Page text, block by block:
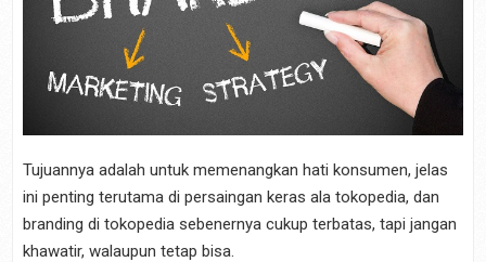
Tujuannya adalah untuk memenangkan hati konsumen, jelas
ini penting terutama di persaingan keras ala tokopedia, dan
branding di tokopedia sebenernya cukup terbatas, tapi jangan
khawatir, walaupun tetap bisa.